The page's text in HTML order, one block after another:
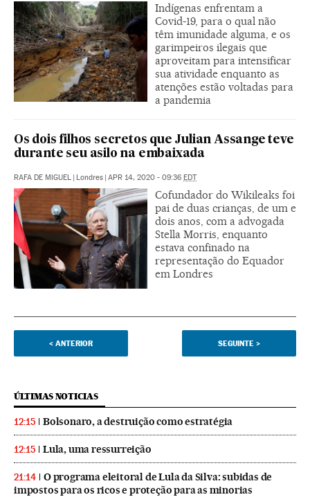
Indígenas enfrentam a
Covid-19, para o qual não
têm imunidade alguma, e os
garimpeiros ilegais que
aproveitam para intensificar
sua atividade enquanto as
atenções estão voltadas para
a pandemia
Os dois filhos secretos que Julian Assange teve
durante seu asilo na embaixada
RAFA DE MIGUEL | Londres | APR 14, 2020 - 09:36 EDT
Cofundador do Wikileaks foi
pai de duas crianças, de um e
dois anos, com a advogada
Stella Morris, enquanto
estava confinado na
representação do Equador
em Londres
< ANTERIOR SEGUINTE >
ÚLTIMAS NOTICIAS
12:15 Bolsonaro, a destruição como estratégia
12:15 Lula, uma ressurreição
21:14
O programa eleitoral de Lula da Silva: subidas de
impostos para os ricos e proteção para as minorias